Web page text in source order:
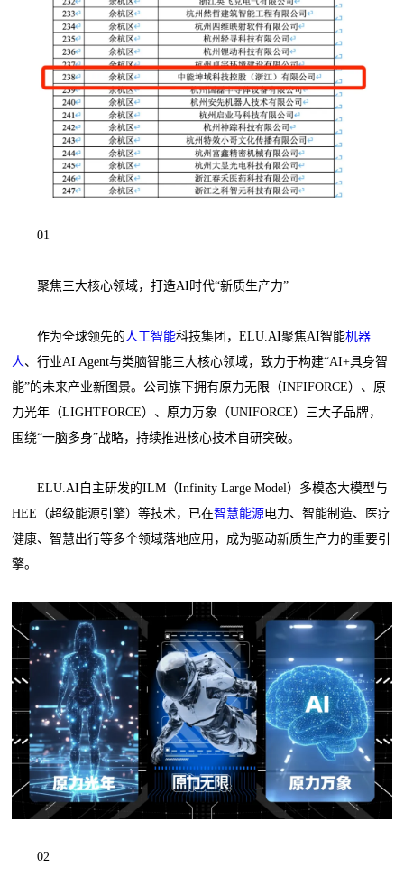
01
聚焦三大核心领域，打造AI时代“新质生产力”
作为全球领先的 人工智能科技集团，ELU.AI聚焦AI智能机器
人 、行业AI Agent与类脑智能三大核心领域，致力于构建“AI+具身智
能”的未来产业新图景。公司旗下拥有原力无限（INFIFORCE）、原
力光年（LIGHTFORCE）、原力万象（UNIFORCE）三大子品牌，
围绕“一脑多身”战略，持续推进核心技术自研突破。
ELU.AI自主研发的ILM（Infinity Large Model）多模态大模型与
HEE（超级能源引擎）等技术，已在智慧能源电力、智能制造、医疗
健康、智慧出行等多个领域落地应用，成为驱动新质生产力的重要引
擎。
02